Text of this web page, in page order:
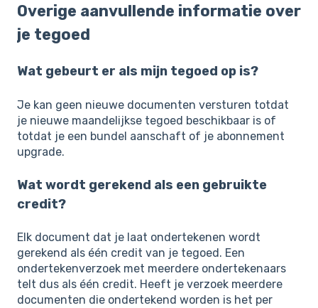
Overige aanvullende informatie over
je tegoed
Wat gebeurt er als mijn tegoed op is?
Je kan geen nieuwe documenten versturen totdat
je nieuwe maandelijkse tegoed beschikbaar is of
totdat je een bundel aanschaft of je abonnement
upgrade.
Wat wordt gerekend als een gebruikte
credit?
Elk document dat je laat ondertekenen wordt
gerekend als één credit van je tegoed. Een
ondertekenverzoek met meerdere ondertekenaars
telt dus als één credit. Heeft je verzoek meerdere
documenten die ondertekend worden is het per